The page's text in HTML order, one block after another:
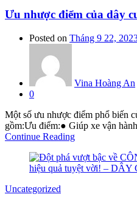
Ưu nhược điểm của dây
Posted on Tháng 9 22,
Vina Hoàng An
0
Một số ưu nhược điểm phổ biến
gồm:Ưu điểm:● Giúp xe vận
Continue Reading
Uncategorized